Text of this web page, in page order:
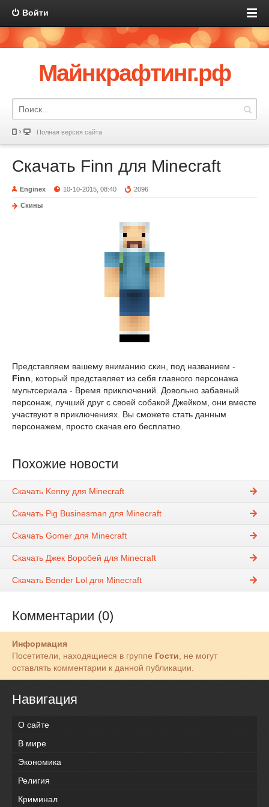
Войти
Майнкрафтинг.рф
Полная версия сайта
Скачать Finn для Minecraft
Enginex 10-10-2015, 08:40 2096
Скины
Представляем вашему вниманию скин, под названием -
Finn , который представляет из себя главного персонажа
мультсериала - Время приключений. Довольно забавный
персонаж, лучший друг с своей собакой Джейком, они вместе
участвуют в приключениях. Вы сможете стать данным
персонажем, просто скачав его бесплатно.
Похожие новости
Скачать Kenny для Minecraft
Скачать Pig Businesman для Minecraft
Скачать Gomer для Minecraft
Скачать Джек Воробей для Minecraft
Скачать Bender Lol для Minecraft
Комментарии (0)
Информация
Посетители, находящиеся в группе Гости, не могут
оставлять комментарии к данной публикации.
Навигация
О сайте
В мире
Экономика
Религия
Криминал